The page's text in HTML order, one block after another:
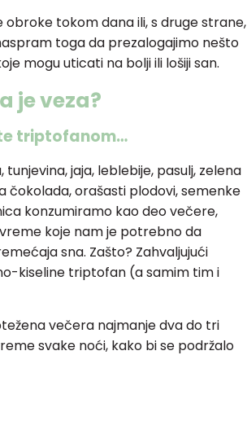
tokom dana ili, s druge strane,
toga da prezalogajimo nešto
mogu uticati na bolji ili lošiji san.
je veza?
triptofanom…
jaja, leblebije, pasulj, zelena
čokolada, orašasti plodovi, semenke
konzumiramo kao deo večere,
koje nam je potrebno da
sna. Zašto? Zahvaljujući
kiseline triptofan (a samim tim i
večera najmanje dva do tri
svake noći, kako bi se podržalo